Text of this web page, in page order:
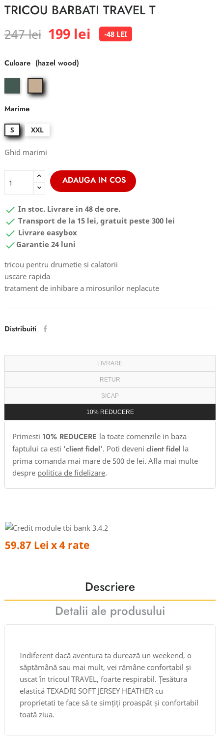
TRICOU BARBATI TRAVEL T
247 lei 199 lei -48 LEI
Culoare
sago
palm
hazel
wood
Marime
S XXL
Ghid marimi
ADAUGA IN COS
 In stoc. Livrare in 48 de ore.
 Transport de la 15 lei, gratuit peste 300 lei
 Livrare easybox
 Garantie 24 luni
tricou pentru drumetie si calatorii
uscare rapida
tratament de inhibare a mirosurilor neplacute
Distribuiti
LIVRARE
RETUR
SICAP
10% REDUCERE
Primesti 10% REDUCERE la toate comenzile in baza
faptului ca esti 'client fidel'. Poti deveni client fidel la
prima comanda mai mare de 500 de lei. Afla mai multe
despre politica de fidelizare.
59.87 Lei x 4 rate
Descriere
Detalii ale produsului
Indiferent dacă aventura ta durează un weekend, o
săptămână sau mai mult, vei rămâne confortabil și
uscat în tricoul TRAVEL, foarte respirabil. Țesătura
elastică TEXADRI SOFT JERSEY HEATHER cu
proprietati te face să te simțiți proaspăt și confortabil
toată ziua.